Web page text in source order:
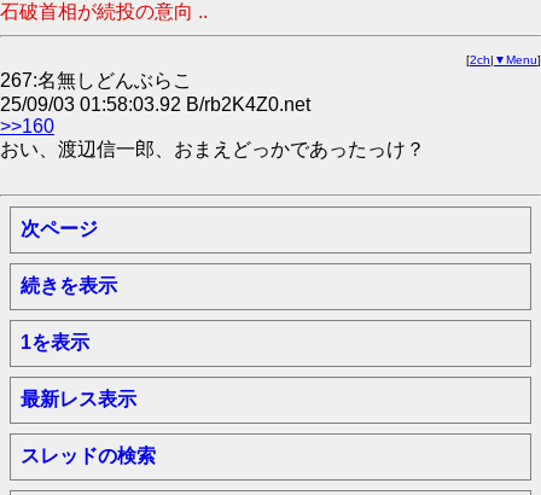
石破首相が続投の意向 ..
[2ch| ▼Menu]
267:名無しどんぶらこ
25/09/03 01:58:03.92 B/rb2K4Z0.net
>>160
おい、渡辺信一郎、おまえどっかであったっけ？
次ページ
続きを表示
1を表示
最新レス表示
スレッドの検索